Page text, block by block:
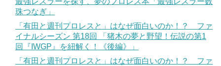
珠つなぎ」
「有田と週刊プロレスと」はなぜ面白いのか！？ ファ
イナルシーズン 第18回 「猪木の夢と野望！伝説の第1
回『IWGP』を紐解く！《後編》」
「有田と週刊プロレスと」はなぜ面白いのか！？ ファ